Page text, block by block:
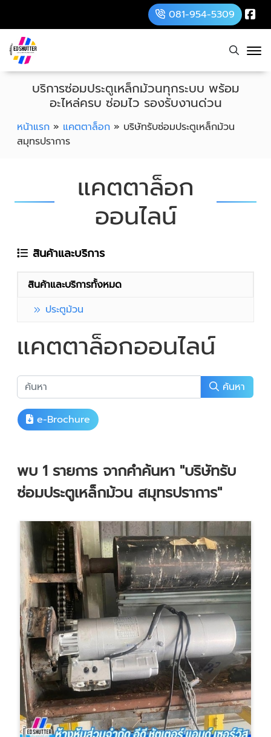
081-954-5309
หน้าแรก » แคตตาล็อก » บริษัทรับซ่อมประตูเหล็กม้วน
สมุทรปราการ
บริการซ่อมประตูเหล็กม้วนทุกระบบ พร้อม
อะไหล่ครบ ซ่อมไว รองรับงานด่วน
แคตตาล็อก
ออนไลน์
สินค้าและบริการ
สินค้าและบริการทั้งหมด
ประตูม้วน
แคตตาล็อกออนไลน์
ค้นหา
e-Brochure
พบ 1 รายการ จากคำค้นหา "บริษัทรับ
ซ่อมประตูเหล็กม้วน สมุทรปราการ"